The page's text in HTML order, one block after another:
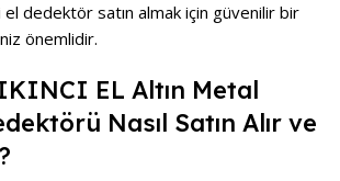
el dedektör satın almak için güvenilir bir
önemlidir.
EL Altın Metal
Nasıl Satın Alır ve